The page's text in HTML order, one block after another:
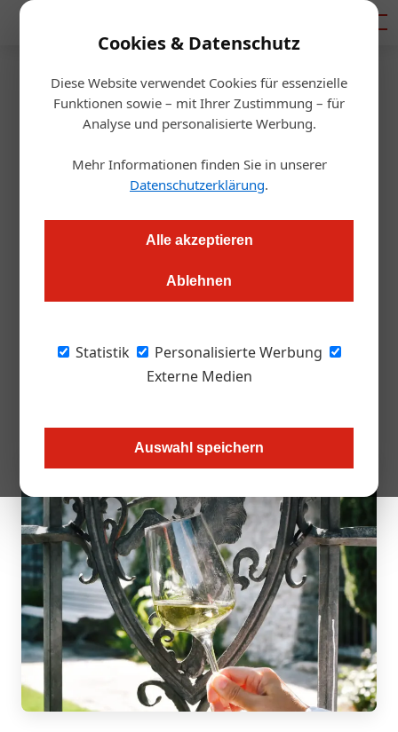
Cookies & Datenschutz
Diese Website verwendet Cookies für essenzielle
Funktionen sowie – mit Ihrer Zustimmung – für
Analyse und personalisierte Werbung.
Mehr Informationen finden Sie in unserer
Datenschutzerklärung.
Alle akzeptieren
Ablehnen
Statistik
Personalisierte Werbung
Externe Medien
Auswahl speichern
Startseite/Gastro & Hotel
Events
Weinplauderei Bludenz:
Veranstaltungen für den edlen
Tropfen
Veranstaltungsreihe, die am 14. August und von 25. bis 27.
September edle Tropfen, kulinarische Köstlichkeiten und